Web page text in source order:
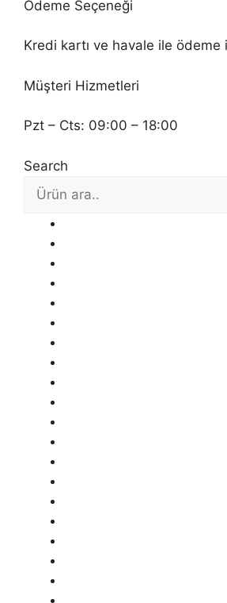
Ödeme Seçeneği
Kredi kartı ve havale ile ödeme
Müşteri Hizmetleri
Pzt – Cts: 09:00 – 18:00
Search